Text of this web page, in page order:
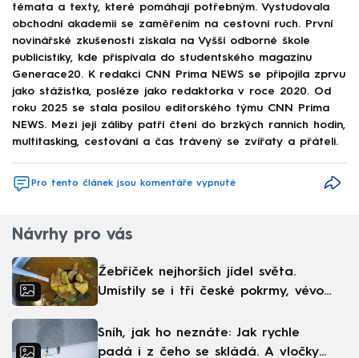
témata a texty, které pomáhají potřebným. Vystudovala
obchodní akademii se zaměřením na cestovní ruch. První
novinářské zkušenosti získala na Vyšší odborné škole
publicistiky, kde přispívala do studentského magazínu
Generace20. K redakci CNN Prima NEWS se připojila zprvu
jako stážistka, posléze jako redaktorka v roce 2020. Od
roku 2025 se stala posilou editorského týmu CNN Prima
NEWS. Mezi její záliby patří čtení do brzkých ranních hodin,
multitasking, cestování a čas trávený se zvířaty a přáteli.
Pro tento článek jsou komentáře vypnuté
Návrhy pro vás
Žebříček nejhorších jídel světa.
Umístily se i tři české pokrmy, vévodí
Sníh, jak ho neznáte: Jak rychle
padá i z čeho se skládá. A vločky